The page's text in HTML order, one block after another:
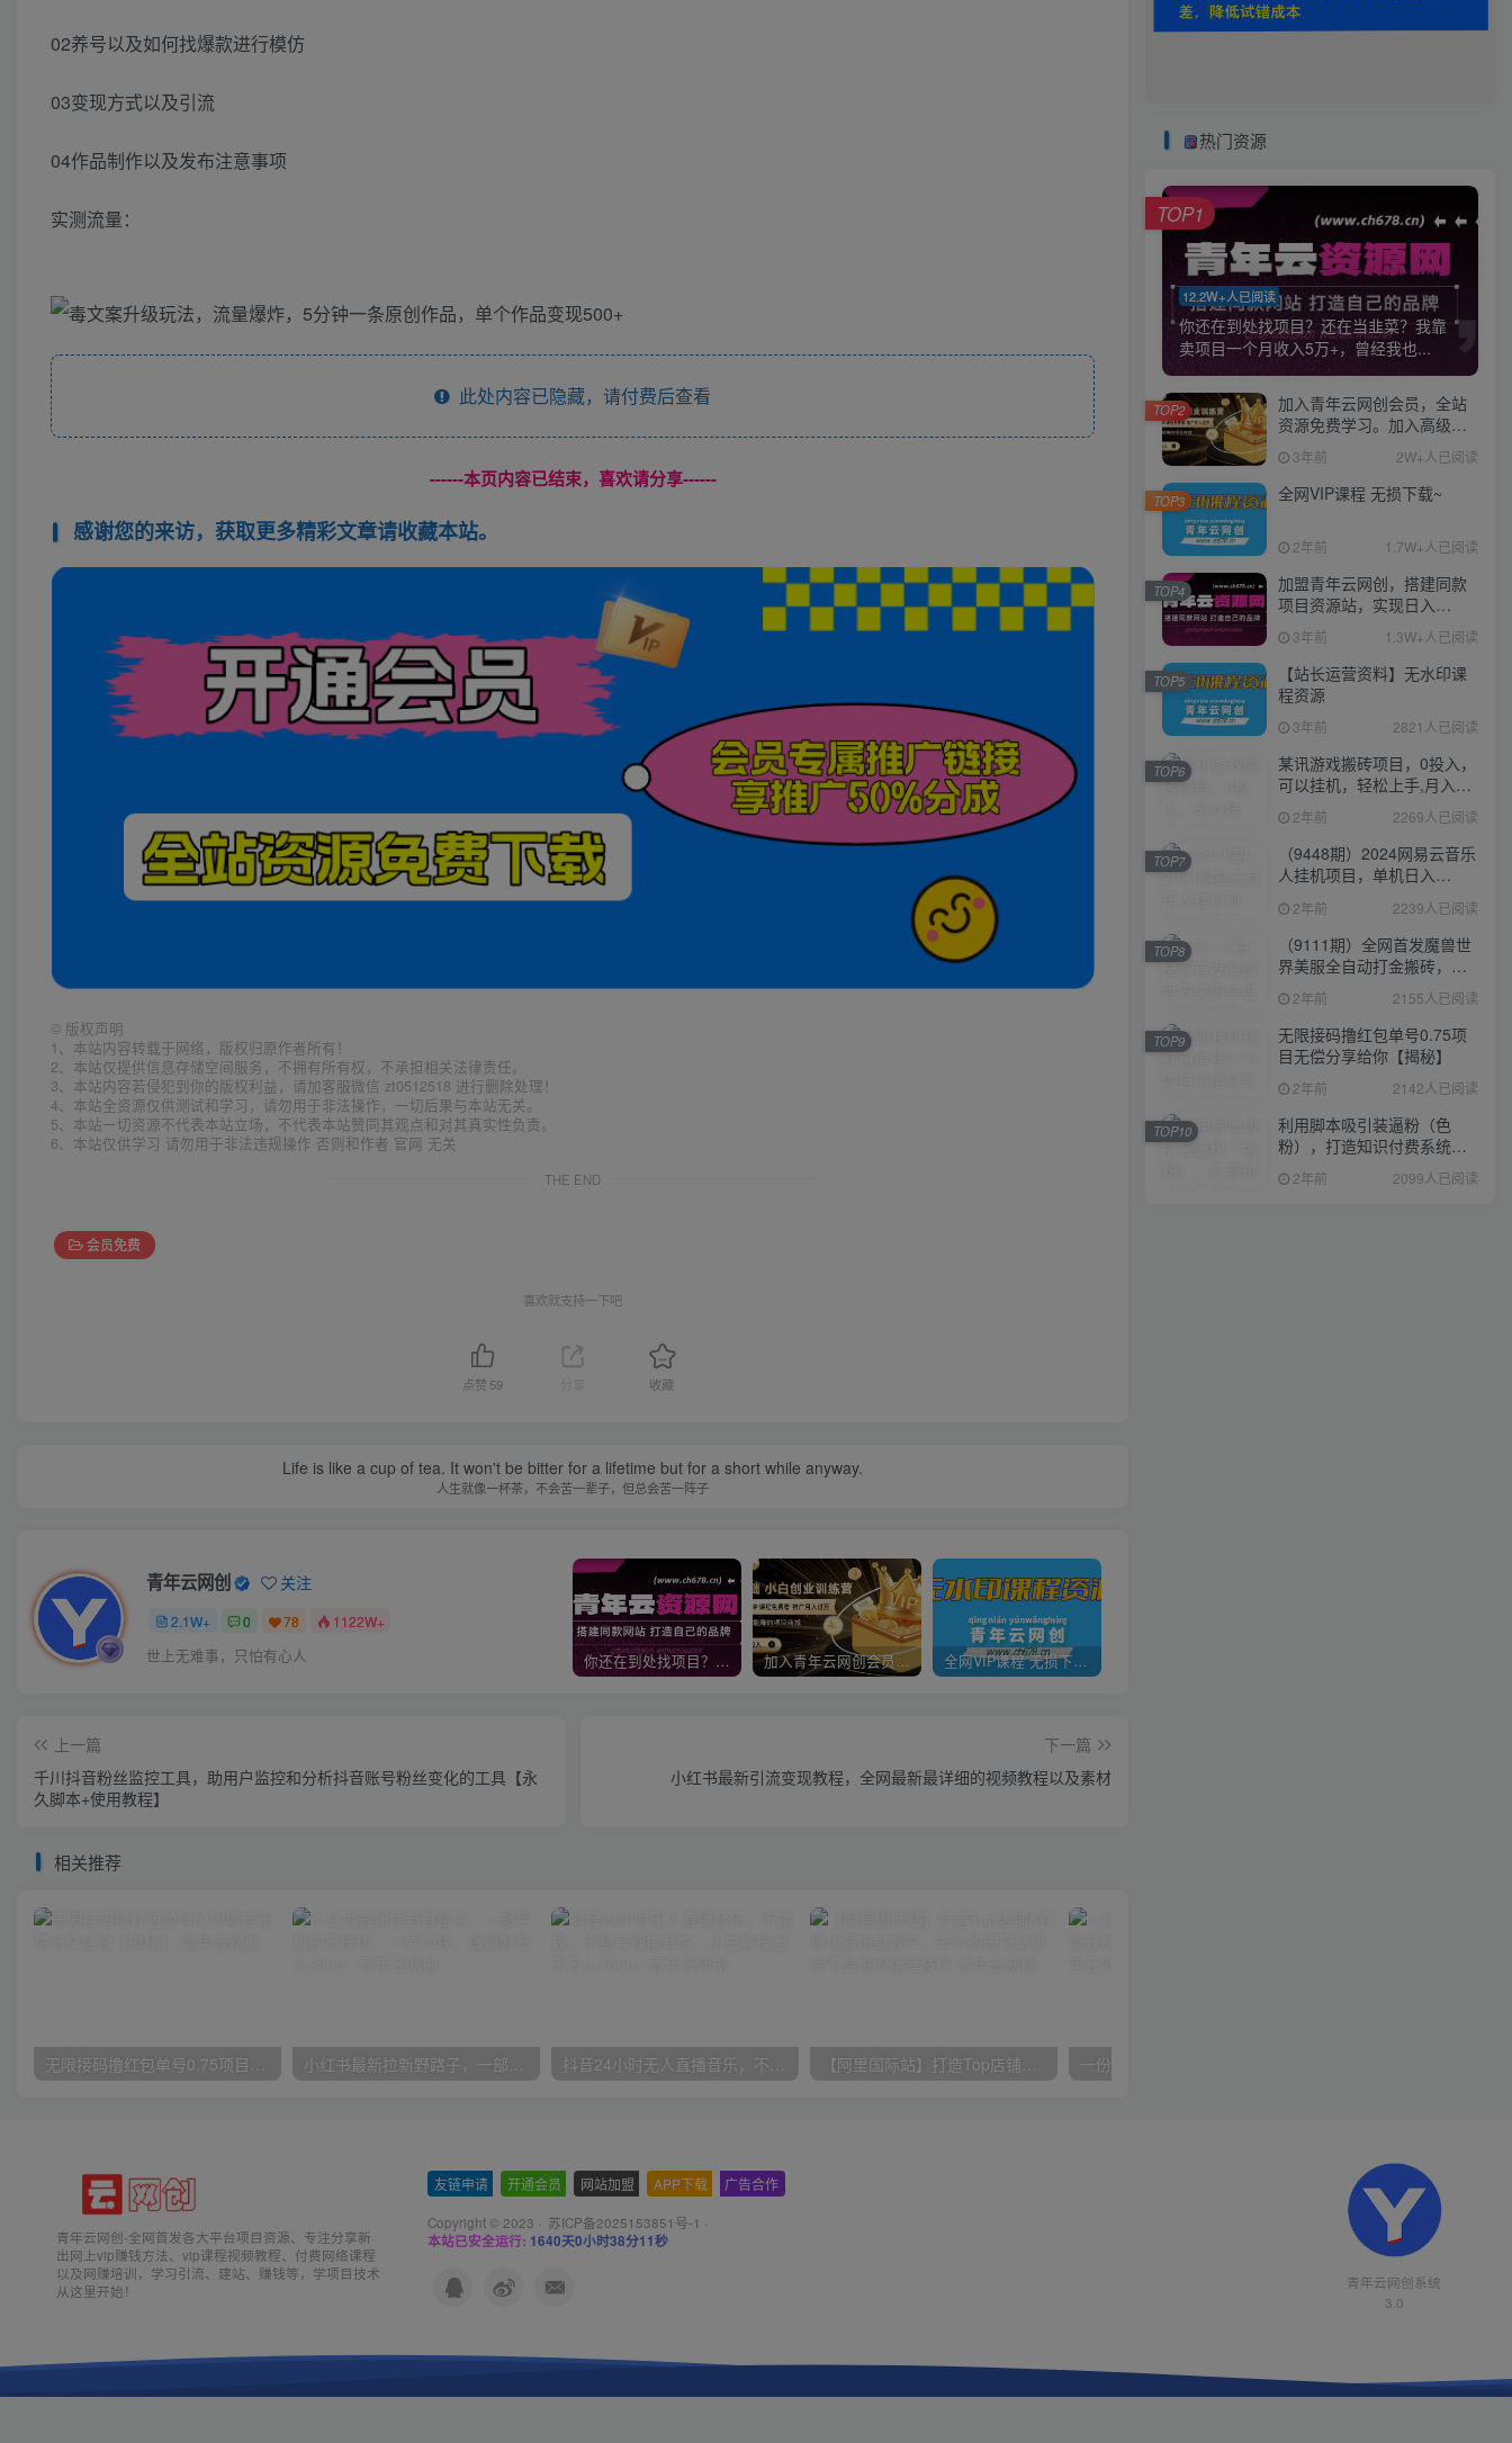
02养号以及如何找爆款进行模仿
03变现方式以及引流
04作品制作以及发布注意事项
实测流量：
此处内容已隐藏，请付费后查看
------本页内容已结束，喜欢请分享------
感谢您的来访，获取更多精彩文章请收藏本站。
© 版权声明
1、本站内容转载于网络，版权归原作者所有！
2、本站仅提供信息存储空间服务，不拥有所有权，不承担相关法律责任。
3、本站内容若侵犯到你的版权利益，请加客服微信 zt0512518 进行删除处理！
4、本站全资源仅供测试和学习，请勿用于非法操作，一切后果与本站无关。
5、本站一切资源不代表本站立场，不代表本站赞同其观点和对其真实性负责。
6、本站仅供学习 请勿用于非法违规操作 否则和作者 官网 无关
THE END
会员免费
喜欢就支持一下吧
点赞59 收藏
Life is like a cup of tea. It won't be bitter for a lifetime but for a short while anyway.
人生就像一杯茶，不会苦一辈子，但总会苦一阵子
青年云网创 关注
2.1W+ 0 78 1122W+
世上无难事，只怕有心人 你还在到处找项目？还在当韭菜？我靠卖项目一个月收入5万+，曾经我也是个失败者。 加入青年云网创会员，全站资源免费学习。加入高级合伙人，推广日入1000+ 全网VIP课程 无损下载~
上一篇
千川抖音粉丝监控工具，助用户监控和分析抖音账号粉丝变化的工具【永
久脚本+使用教程】
下一篇
小红书最新引流变现教程，全网最新最详细的视频教程以及素材
相关推荐
无限接码撸红包单号0.75项目无偿分享给你【揭秘】 小红书最新拉新野路子，一部手机即可操作，一单15块，做得好日入2000+ 抖音24小时无人直播音乐，不违规，不封号纯撸音浪，小白实操当天日入1000+ 【阿里国际站】打造Top店铺&获得优质询盘客户，​95%的国际站讲师不会说的运营技巧
热门资源
12.2W+人已阅读
你还在到处找项目？还在当韭菜？我靠
卖项目一个月收入5万+，曾经我也...
TOP1
加入青年云网创会员，全站
资源免费学习。加入高级合
伙人，推广日入1000+
3年前 2W+人已阅读
TOP2
全网VIP课程 无损下载~
2年前 1.7W+人已阅读
TOP3
加盟青年云网创，搭建同款
项目资源站，实现日入
2000+
3年前 1.3W+人已阅读
TOP4
【站长运营资料】无水印课
程资源
3年前 2821人已阅读
TOP5
某讯游戏搬砖项目，0投入，
可以挂机，轻松上手,月入
3000+上不封顶
2年前 2269人已阅读
TOP6
（9448期）2024网易云音乐
人挂机项目，单机日入
150+，无脑月入5000+
2年前 2239人已阅读
TOP7
（9111期）全网首发魔兽世
界美服全自动打金搬砖，日
入1000+，简单好操作，保
姆级教学
2年前 2155人已阅读
TOP8
无限接码撸红包单号0.75项
目无偿分享给你【揭秘】
2年前 2142人已阅读
TOP9
利用脚本吸引装逼粉（色
粉），打造知识付费系统，
附388元美女写真项目
2年前 2099人已阅读
TOP10
青年云网创-全网首发各大平台项目资源、专注分享新
出网上vip赚钱方法、vip课程视频教程、付费网络课程
以及网赚培训，学习引流、建站、赚钱等，学项目技术
从这里开始！
友链申请 开通会员 网站加盟 APP下载 广告合作
Copyright © 2023 · 苏ICP备2025153851号-1 ·
本站已安全运行: 1640天0小时38分12秒
青年云网创系统
3.0